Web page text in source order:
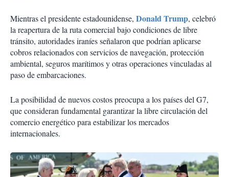
Mientras el presidente estadounidense, Donald Trump, celebró
la reapertura de la ruta comercial bajo condiciones de libre
tránsito, autoridades iraníes señalaron que podrían aplicarse
cobros relacionados con servicios de navegación, protección
ambiental, seguros marítimos y otras operaciones vinculadas al
paso de embarcaciones.
La posibilidad de nuevos costos preocupa a los países del G7,
que consideran fundamental garantizar la libre circulación del
comercio energético para estabilizar los mercados
internacionales.